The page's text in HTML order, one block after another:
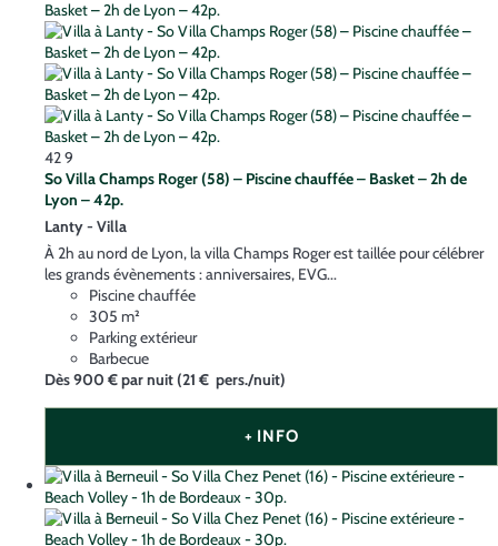
429
So Villa Champs Roger (58) – Piscine chauffée – Basket – 2h de
Lyon – 42p.
Lanty - Villa
À 2h au nord de Lyon, la villa Champs Roger est taillée pour célébrer
les grands évènements : anniversaires, EVG...
Piscine chauffée
305 m²
Parking extérieur
Barbecue
Dès900 €par nuit(21 € pers./nuit)
+ INFO